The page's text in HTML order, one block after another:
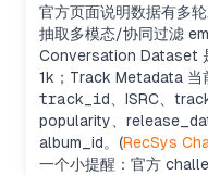
官方页面说明数据有多
抽取多模态/协同过滤
Conversation Dataset
1k；Track Metadata 当
track_id 、ISRC、
popularity、
album_id。(RecSys
一个小提醒：官方